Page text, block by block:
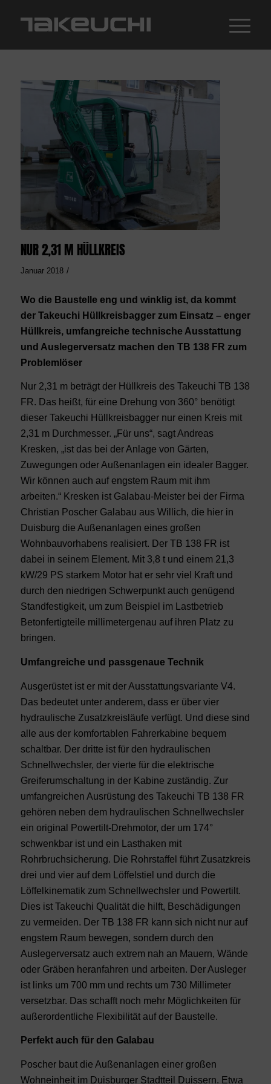
NUR 2,31 M HÜLLKREIS
Januar 2018 /
Wo die Baustelle eng und winklig ist, da kommt
der Takeuchi Hüllkreisbagger zum Einsatz – enger
Hüllkreis, umfangreiche technische Ausstattung
und Auslegerversatz machen den TB 138 FR zum
Problemlöser
Nur 2,31 m beträgt der Hüllkreis des Takeuchi TB 138
FR. Das heißt, für eine Drehung von 360° benötigt
dieser Takeuchi Hüllkreisbagger nur einen Kreis mit
2,31 m Durchmesser. „Für uns“, sagt Andreas
Kresken, „ist das bei der Anlage von Gärten,
Zuwegungen oder Außenanlagen ein idealer Bagger.
Wir können auch auf engstem Raum mit ihm
arbeiten.“ Kresken ist Galabau-Meister bei der Firma
Christian Poscher Galabau aus Willich, die hier in
Duisburg die Außenanlagen eines großen
Wohnbauvorhabens realisiert. Der TB 138 FR ist
dabei in seinem Element. Mit 3,8 t und einem 21,3
kW/29 PS starkem Motor hat er sehr viel Kraft und
durch den niedrigen Schwerpunkt auch genügend
Standfestigkeit, um zum Beispiel im Lastbetrieb
Betonfertigteile millimetergenau auf ihren Platz zu
bringen.
Umfangreiche und passgenaue Technik
Ausgerüstet ist er mit der Ausstattungsvariante V4.
Das bedeutet unter anderem, dass er über vier
hydraulische Zusatzkreisläufe verfügt. Und diese sind
alle aus der komfortablen Fahrerkabine bequem
schaltbar. Der dritte ist für den hydraulischen
Schnellwechsler, der vierte für die elektrische
Greiferumschaltung in der Kabine zuständig. Zur
umfangreichen Ausrüstung des Takeuchi TB 138 FR
gehören neben dem hydraulischen Schnellwechsler
ein original Powertilt-Drehmotor, der um 174°
schwenkbar ist und ein Lasthaken mit
Rohrbruchsicherung. Die Rohrstaffel führt Zusatzkreis
drei und vier auf dem Löffelstiel und durch die
Löffelkinematik zum Schnellwechsler und Powertilt.
Dies ist Takeuchi Qualität die hilft, Beschädigungen
zu vermeiden. Der TB 138 FR kann sich nicht nur auf
engstem Raum bewegen, sondern durch den
Auslegerversatz auch extrem nah an Mauern, Wände
oder Gräben heranfahren und arbeiten. Der Ausleger
ist links um 700 mm und rechts um 730 Millimeter
versetzbar. Das schafft noch mehr Möglichkeiten für
außerordentliche Flexibilität auf der Baustelle.
Perfekt auch für den Galabau
Poscher baut die Außenanlagen einer großen
Wohneinheit im Duisburger Stadtteil Duissern. Etwa